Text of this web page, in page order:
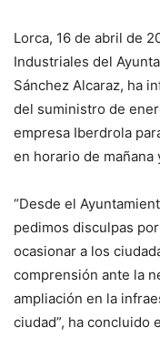
Lorca, 16 de abril de
Industriales del
Sánchez Alcaraz, ha
del suministro de
empresa Iberdrola
en horario de mañana
“Desde el
pedimos disculpas
ocasionar a los
comprensión ante la
ampliación en la
ciudad”, ha concluido